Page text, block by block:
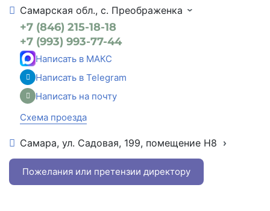
Самарская обл., с. Преображенка
+7 (846) 215-18-18
+7 (993) 993-77-44
Написать в МАКС
Написать в Telegram
Написать на почту
Схема проезда
Самара, ул. Садовая, 199, помещение Н8
+7 (993) 993-77-22
Написать в МАКС
Пожелания или претензии директору